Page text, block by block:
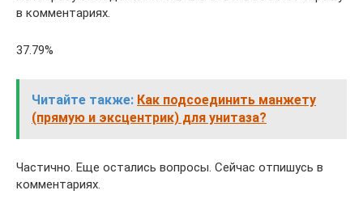
в комментариях.
37.79%
Читайте также: Как подсоединить манжету
(прямую и эксцентрик) для унитаза?
Частично. Еще остались вопросы. Сейчас отпишусь в
комментариях.